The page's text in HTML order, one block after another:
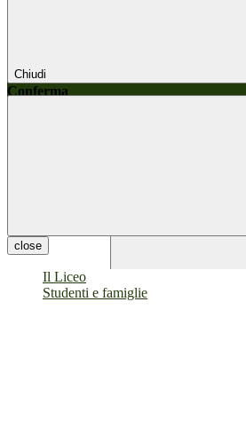
Chiudi
Conferma
close
Il Liceo
Studenti e famiglie